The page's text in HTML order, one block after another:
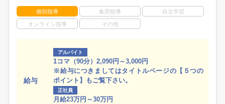
個別指導 集団指導 自立学習
オンライン指導 その他
給与
アルバイト
1コマ（90分）2,090円～3,000円
※給与につきましてはタイトルページの【５つの
ポイント】もご覧下さい。
正社員
月給23万円～30万円